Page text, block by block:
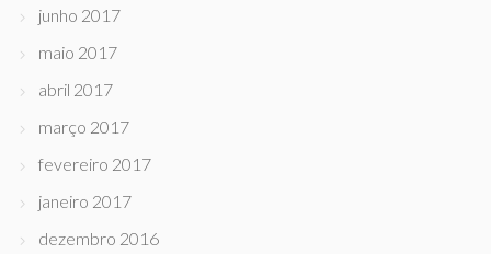
junho 2017
maio 2017
abril 2017
março 2017
fevereiro 2017
janeiro 2017
dezembro 2016